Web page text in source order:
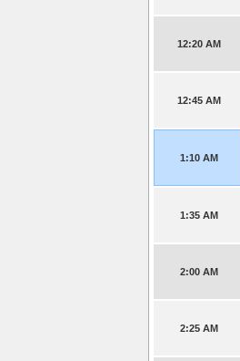
12:20 AM
12:45 AM
1:10 AM
1:35 AM
2:00 AM
2:25 AM